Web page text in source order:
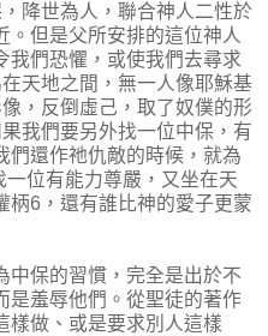
降世為人，聯合神人二性於
。但是父所安排的這位神人
我們恐懼，或使我們去尋求
天地之間，無一人像耶穌基
，反倒虛己，取了奴僕的形
我們要另外找一位中保，有
們還作祂仇敵的時候，就為
位有能力尊嚴，又坐在天
柄6，還有誰比神的愛子更蒙
中保的習慣，完全是出於不
是羞辱他們。從聖徒的著作
樣做、或是要求別人這樣